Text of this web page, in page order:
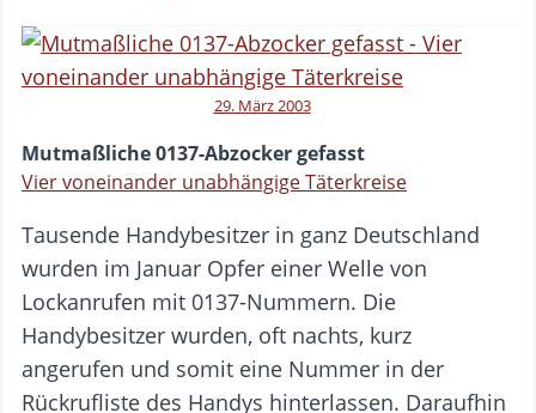
29. März 2003
Mutmaßliche 0137-Abzocker gefasst
Vier voneinander unabhängige Täterkreise
Tausende Handybesitzer in ganz Deutschland
wurden im Januar Opfer einer Welle von
Lockanrufen mit 0137-Nummern. Die
Handybesitzer wurden, oft nachts, kurz
angerufen und somit eine Nummer in der
Rückrufliste des Handys hinterlassen. Daraufhin